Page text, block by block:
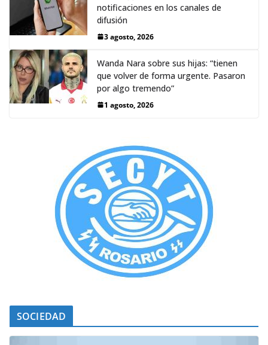
notificaciones en los canales de
difusión
3 agosto, 2026
Wanda Nara sobre sus hijas: “tienen
que volver de forma urgente. Pasaron
por algo tremendo”
1 agosto, 2026
SOCIEDAD